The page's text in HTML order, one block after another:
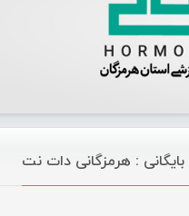
: هرمزگانی دات نت